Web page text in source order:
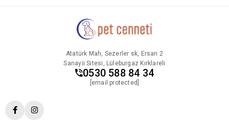
Atatürk Mah, Sezerler sk, Ersan 2
Sanayii Sitesi, Lüleburgaz Kırklareli
0530 588 84 34
[email protected]